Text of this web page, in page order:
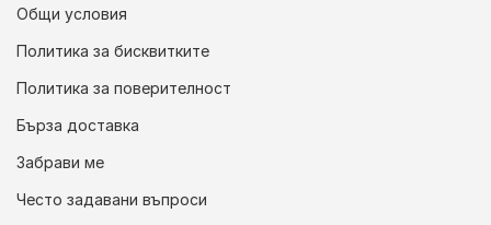
Общи условия
Политика за бисквитките
Политика за поверителност
Бърза доставка
Забрави ме
Често задавани въпроси